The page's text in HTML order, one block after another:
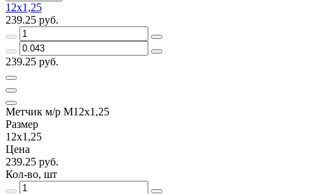
12х1,25
239.25 руб.
239.25 руб.
Метчик м/р М12х1,25
Размер
12х1,25
Цена
239.25 руб.
Кол-во, шт